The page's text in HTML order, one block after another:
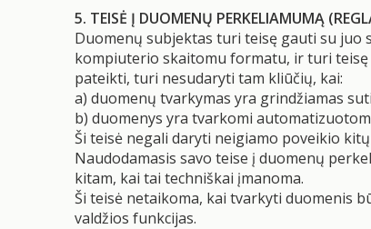
5. TEISĖ Į DUOMENŲ PERKELIAMUMĄ
Duomenų subjektas turi teisę gauti su juo
kompiuterio skaitomu formatu, ir turi teisę
pateikti, turi nesudaryti tam kliūčių, kai:
a) duomenų tvarkymas yra grindžiamas
b) duomenys yra tvarkomi
Ši teisė negali daryti neigiamo poveikio
Naudodamasis savo teise į duomenų
kitam, kai tai techniškai įmanoma.
Ši teisė netaikoma, kai tvarkyti duomenis
valdžios funkcijas.